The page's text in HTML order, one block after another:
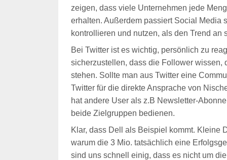
zeigen, dass viele Unternehmen jede
erhalten. Außerdem passiert Social Media
kontrollieren und nutzen, als den Trend an
Bei Twitter ist es wichtig, persönlich zu
sicherzustellen, dass die Follower wissen,
stehen. Sollte man aus Twitter eine
Twitter für die direkte Ansprache von
hat andere User als z.B Newsletter-
beide Zielgruppen bedienen.
Klar, dass Dell als Beispiel kommt. Kleine
warum die 3 Mio. tatsächlich eine
sind uns schnell einig, dass es nicht um